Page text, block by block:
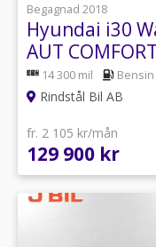
Begagnad 2018
Hyundai i30
AUT
16"14 300 mil Bensin
Rindstål Bil AB
fr. 2 105 kr/mån
129 900 kr